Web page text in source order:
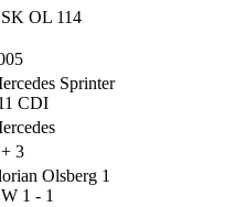
OL 114
Sprinter
CDI
3
Olsberg 1
1 - 1